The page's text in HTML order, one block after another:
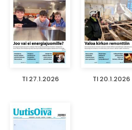
TI 27.1.2026 TI 20.1.2026